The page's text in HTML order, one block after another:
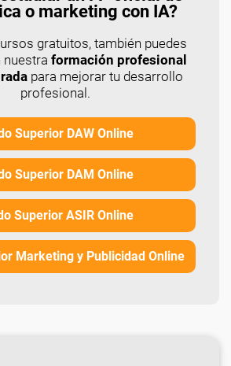
o marketing con IA?
gratuitos, también puedes
formación profesional
para mejorar tu desarrollo
profesional.
Superior DAW Online
Superior DAM Online
Superior ASIR Online
Marketing y Publicidad Online